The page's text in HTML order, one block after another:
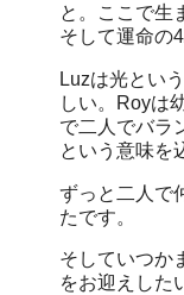
と。ここで生
そして運命の
Luzは光とい
しい。Royは
で二人でバラ
という意味を
ずっと二人で
たです。
そしていつか
をお迎えした